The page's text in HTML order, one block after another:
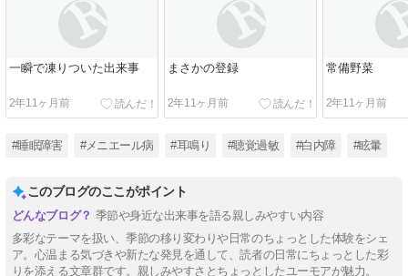
一瞬で凍りついた出来事
2年11ヶ月前
まさかの登録
2年11ヶ月前
常備野菜
2年11ヶ月前
#睡眠障害 #メニエール病 #耳鳴り #聴覚過敏 #白内障 #眩暈
このブログのここがポイント
季節や身近な出来事を語る親しみやすい内容
多彩なテーマを扱い、季節の移り変わりや日常のちょっとした体験をシェ
ア。心温まる気づきや新たな発見を通して、読者の日常にちょっとした彩
りを添える文章群です。親しみやすさとちょっとしたユーモアが魅力。